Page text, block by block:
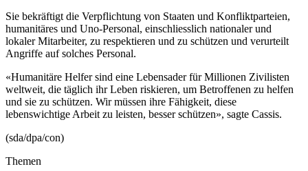
Sie bekräftigt die Verpflichtung von Staaten und Konfliktparteien,
humanitäres und Uno-Personal, einschliesslich nationaler und
lokaler Mitarbeiter, zu respektieren und zu schützen und verurteilt
Angriffe auf solches Personal.
«Humanitäre Helfer sind eine Lebensader für Millionen Zivilisten
weltweit, die täglich ihr Leben riskieren, um Betroffenen zu helfen
und sie zu schützen. Wir müssen ihre Fähigkeit, diese
lebenswichtige Arbeit zu leisten, besser schützen», sagte Cassis.
(sda/dpa/con)
Themen